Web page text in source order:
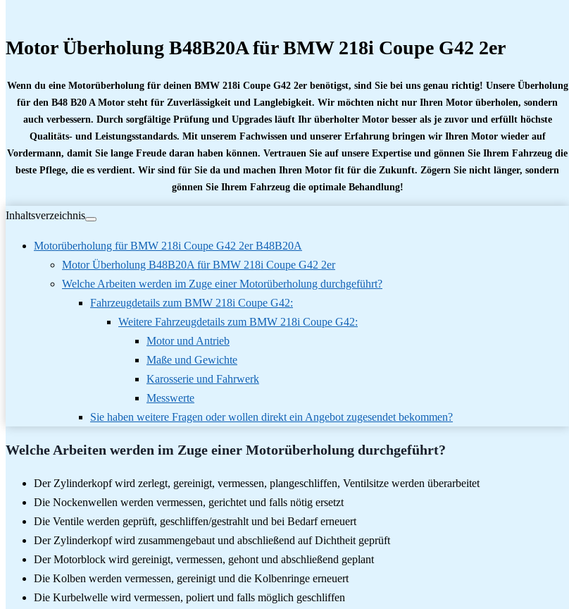
Motor Überholung B48B20A für BMW 218i Coupe G42 2er
Wenn du eine Motorüberholung für deinen BMW 218i Coupe G42 2er benötigst, sind Sie bei uns genau richtig! Unsere Überholung
für den B48 B20 A Motor steht für Zuverlässigkeit und Langlebigkeit. Wir möchten nicht nur Ihren Motor überholen, sondern
auch verbessern. Durch sorgfältige Prüfung und Upgrades läuft Ihr überholter Motor besser als je zuvor und erfüllt höchste
Qualitäts- und Leistungsstandards. Mit unserem Fachwissen und unserer Erfahrung bringen wir Ihren Motor wieder auf
Vordermann, damit Sie lange Freude daran haben können. Vertrauen Sie auf unsere Expertise und gönnen Sie Ihrem Fahrzeug die
beste Pflege, die es verdient. Wir sind für Sie da und machen Ihren Motor fit für die Zukunft. Zögern Sie nicht länger, sondern
gönnen Sie Ihrem Fahrzeug die optimale Behandlung!
Inhaltsverzeichnis
Motorüberholung für BMW 218i Coupe G42 2er B48B20A
Motor Überholung B48B20A für BMW 218i Coupe G42 2er
Welche Arbeiten werden im Zuge einer Motorüberholung durchgeführt?
Fahrzeugdetails zum BMW 218i Coupe G42:
Weitere Fahrzeugdetails zum BMW 218i Coupe G42:
Motor und Antrieb
Maße und Gewichte
Karosserie und Fahrwerk
Messwerte
Sie haben weitere Fragen oder wollen direkt ein Angebot zugesendet bekommen?
Welche Arbeiten werden im Zuge einer Motorüberholung durchgeführt?
Der Zylinderkopf wird zerlegt, gereinigt, vermessen, plangeschliffen, Ventilsitze werden überarbeitet
Die Nockenwellen werden vermessen, gerichtet und falls nötig ersetzt
Die Ventile werden geprüft, geschliffen/gestrahlt und bei Bedarf erneuert
Der Zylinderkopf wird zusammengebaut und abschließend auf Dichtheit geprüft
Der Motorblock wird gereinigt, vermessen, gehont und abschließend geplant
Die Kolben werden vermessen, gereinigt und die Kolbenringe erneuert
Die Kurbelwelle wird vermessen, poliert und falls möglich geschliffen